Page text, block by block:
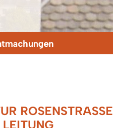
ROSENSTRASSE E